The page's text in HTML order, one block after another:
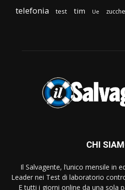
telefonia test tim Ue
CHI
Il Salvagente, l’unico mensile in
Leader nei Test di laboratorio
E tutti i giorni online da una sola